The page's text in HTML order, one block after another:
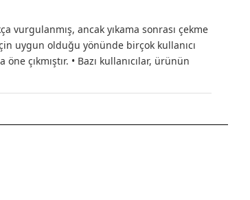
vurgulanmış, ancak yıkama sonrası çekme
uygun olduğu yönünde birçok kullanıcı
çıkmıştır. • Bazı kullanıcılar, ürünün